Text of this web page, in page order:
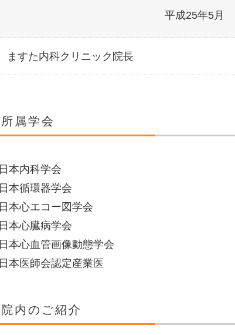
平成25年5月
ますた内科クリニック院長
所属学会
日本内科学会
日本循環器学会
日本心エコー図学会
日本心臓病学会
日本心血管画像動態学会
日本医師会認定産業医
院内のご紹介